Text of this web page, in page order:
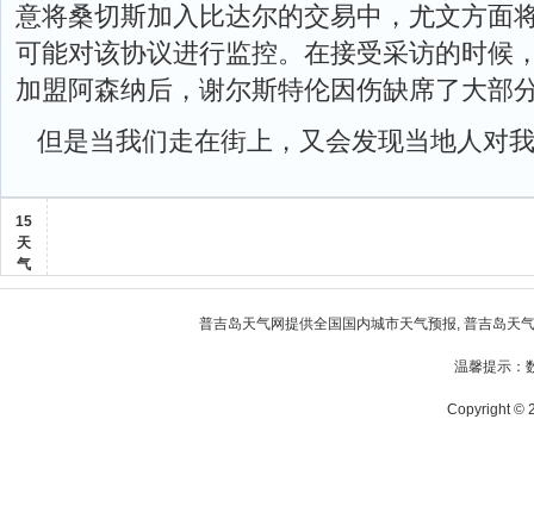
意将桑切斯加入比达尔的交易中，尤文方面
可能对该协议进行监控。在接受采访的时候
加盟阿森纳后，谢尔斯特伦因伤缺席了大部
但是当我们走在街上，又会发现当地人对
15
天
气
普吉岛天气网提供全国国内城市天气预报, 普吉岛天
温馨提示：
Copyright ©